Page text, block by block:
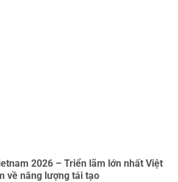
Triển lãm lớn nhất Việt
về năng lượng tái tạo